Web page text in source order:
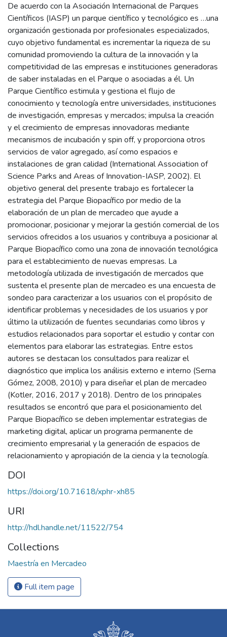
De acuerdo con la Asociación Internacional de Parques
Científicos (IASP) un parque científico y tecnológico es …una
organización gestionada por profesionales especializados,
cuyo objetivo fundamental es incrementar la riqueza de su
comunidad promoviendo la cultura de la innovación y la
competitividad de las empresas e instituciones generadoras
de saber instaladas en el Parque o asociadas a él. Un
Parque Científico estimula y gestiona el flujo de
conocimiento y tecnología entre universidades, instituciones
de investigación, empresas y mercados; impulsa la creación
y el crecimiento de empresas innovadoras mediante
mecanismos de incubación y spin off, y proporciona otros
servicios de valor agregado, así como espacios e
instalaciones de gran calidad (International Association of
Science Parks and Areas of Innovation-IASP, 2002). El
objetivo general del presente trabajo es fortalecer la
estrategia del Parque Biopacífico por medio de la
elaboración de un plan de mercadeo que ayude a
promocionar, posicionar y mejorar la gestión comercial de los
servicios ofrecidos a los usuarios y contribuya a posicionar al
Parque Biopacífico como una zona de innovación tecnológica
para el establecimiento de nuevas empresas. La
metodología utilizada de investigación de mercados que
sustenta el presente plan de mercadeo es una encuesta de
sondeo para caracterizar a los usuarios con el propósito de
identificar problemas y necesidades de los usuarios y por
último la utilización de fuentes secundarias como libros y
estudios relacionados para soportar el estudio y contar con
elementos para elaborar las estrategias. Entre estos
autores se destacan los consultados para realizar el
diagnóstico que implica los análisis externo e interno (Serna
Gómez, 2008, 2010) y para diseñar el plan de mercadeo
(Kotler, 2016, 2017 y 2018). Dentro de los principales
resultados se encontró que para el posicionamiento del
Parque Biopacífico se deben implementar estrategias de
marketing digital, aplicar un programa permanente de
crecimiento empresarial y la generación de espacios de
relacionamiento y apropiación de la ciencia y la tecnología.
DOI
https://doi.org/10.71618/xphr-xh85
URI
http://hdl.handle.net/11522/754
Collections
Maestría en Mercadeo
Full item page